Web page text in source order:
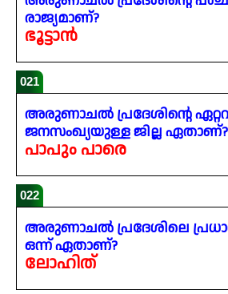
രാജ്യമാണ്?
ഭൂട്ടാൻ
021
അരുണാചൽ പ്രദേശിന്റെ
ജനസംഖ്യയുള്ള ജില്ല ഏതാണ്?
പാപും പാരെ
022
അരുണാചൽ പ്രദേശിലെ
ഒന്ന് ഏതാണ്?
ലോഹിത്